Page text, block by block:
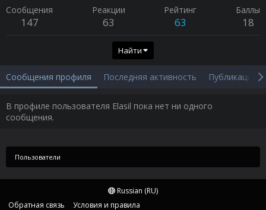
Сообщения
147
Реакции
63
Рейтинг
63
Баллы
18
Найти
Сообщения профиля Последняя активность Публикации
В профиле пользователя Elasil пока нет ни одного
сообщения.
Пользователи
Russian (RU)
Обратная связь
Условия и правила